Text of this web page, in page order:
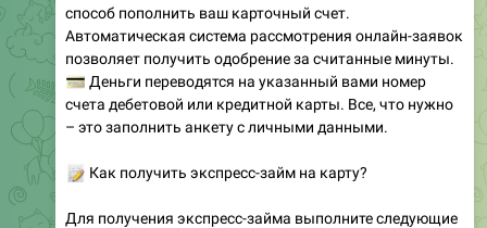
способ пополнить ваш карточный счет.
Автоматическая система рассмотрения онлайн-заявок
позволяет получить одобрение за считанные минуты.
Деньги переводятся на указанный вами номер
счета дебетовой или кредитной карты. Все, что нужно
– это заполнить анкету с личными данными.
Как получить экспресс-займ на карту?
Для получения экспресс-займа выполните следующие